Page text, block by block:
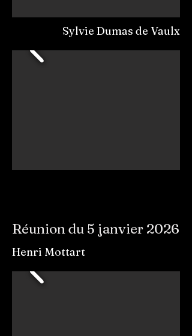
Sylvie Dumas de Vaulx
Réunion du 5 janvier 2026
Henri Mottart